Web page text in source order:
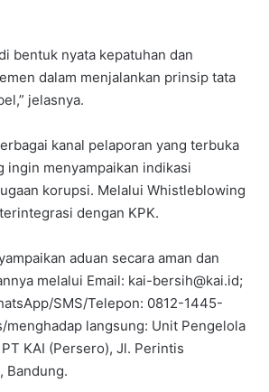
bentuk nyata kepatuhan dan
dalam menjalankan prinsip tata
jelasnya.
kanal pelaporan yang terbuka
ingin menyampaikan indikasi
korupsi. Melalui Whistleblowing
dengan KPK.
aduan secara aman dan
melalui Email: kai-bersih@kai.id;
SMS/Telepon: 0812-1445-
langsung: Unit Pengelola
KAI (Persero), Jl. Perintis
Bandung.